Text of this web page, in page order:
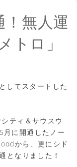
無人運
トロ」
してスタートした
ティ＆サウスウ
に開通したノー
から、更にシド
となりました！